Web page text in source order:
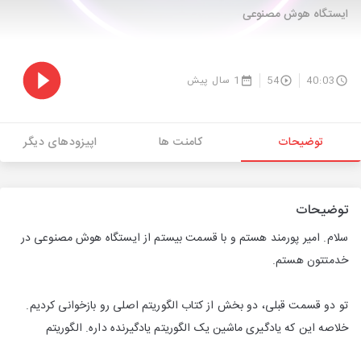
ایستگاه هوش مصنوعی
40:03
54 1 سال پیش
توضیحات کامنت ها اپیزودهای دیگر
توضیحات
سلام. امیر پورمند هستم و با قسمت بیستم از ایستگاه هوش مصنوعی در
خدمتتون هستم.
تو دو قسمت قبلی، دو بخش از کتاب الگوریتم اصلی رو بازخوانی کردیم.
خلاصه این که یادگیری ماشین یک الگوریتم یادگیرنده داره. الگوریتم